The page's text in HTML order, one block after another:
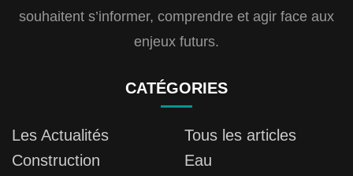
souhaitent s’informer, comprendre et agir face aux
enjeux futurs.
CATÉGORIES
Les Actualités
Tous les articles
Construction
Eau